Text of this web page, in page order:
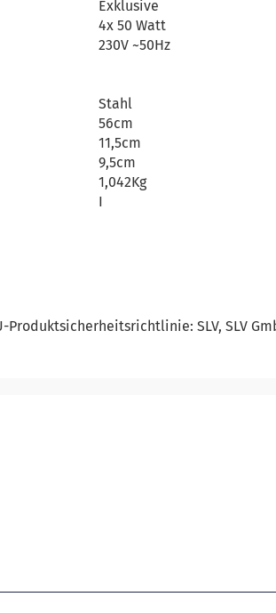
Exklusive
4x 50 Watt
230V ~50Hz
Stahl
56cm
11,5cm
9,5cm
1,042Kg
I
SLV, SLV